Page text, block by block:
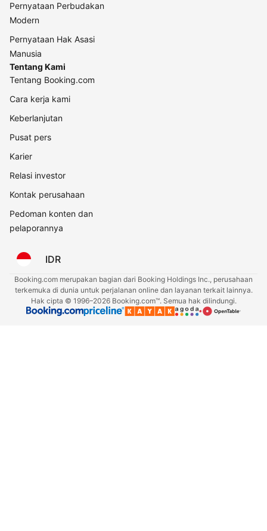
Pernyataan Perbudakan
Modern
Pernyataan Hak Asasi
Manusia
Tentang Kami
Tentang Booking.com
Cara kerja kami
Keberlanjutan
Pusat pers
Karier
Relasi investor
Kontak perusahaan
Pedoman konten dan
pelaporannya
IDR
Booking.com merupakan bagian dari Booking Holdings Inc., perusahaan
terkemuka di dunia untuk perjalanan online dan layanan terkait lainnya.
Hak cipta © 1996–2026 Booking.com™. Semua hak dilindungi.